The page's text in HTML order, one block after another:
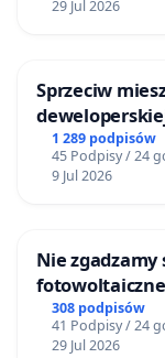
29 Jul 2026
Sprzeciw
Bulwarów
1 289 podpisów
45 Podpisy / 24
9 Jul 2026
Nie
mieszkańców
308 podpisów
41 Podpisy / 24
29 Jul 2026